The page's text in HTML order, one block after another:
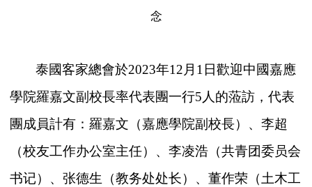
念
泰國客家總會於2023年12月1日歡迎中國嘉應
學院羅嘉文副校長率代表團一行5人的蒞訪，代表
團成員計有：羅嘉文（嘉應學院副校長）、李超
（校友工作办公室主任）、李凌浩（共青团委员会
书记）、张德生（教务处处长）、董作荣（土木工